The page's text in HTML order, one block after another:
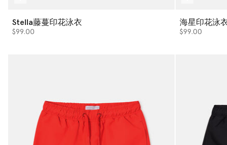
Stella藤蔓印花泳衣
$99.00
海星印花泳
$99.00